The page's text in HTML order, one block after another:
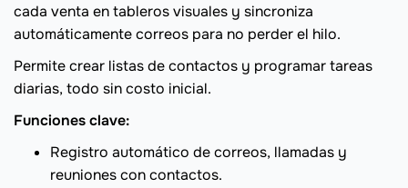
cada venta en tableros visuales y sincroniza
automáticamente correos para no perder el hilo.
Permite crear listas de contactos y programar tareas
diarias, todo sin costo inicial.
Funciones clave:
Registro automático de correos, llamadas y
reuniones con contactos.